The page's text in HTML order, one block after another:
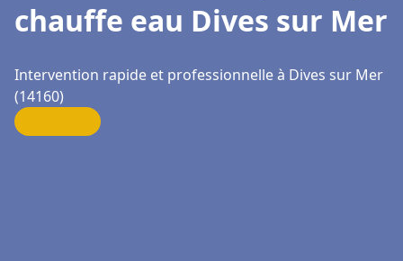
chauffe eau Dives sur Mer
Intervention rapide et professionnelle à Dives sur Mer
(14160)